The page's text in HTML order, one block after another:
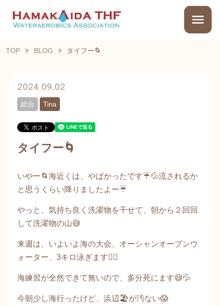
TOP BLOG タイフー🌀
2024.09.02
総合 Tina
タイフー🌀
いやー🌀海近くは、やばかったです☔️💦流されるか
と思うくらい降りましたよー☔️
やっと、気持ち良く洗濯物を干せて、朝から２回回
して洗濯物の山😅
来週は、いよいよ海の大会、オーシャンオーブンウ
ォーター、3キロ泳ぎます🏊‍♀️
海練習が全然できて無いので、多分死にます😅💦
今朝少し海行ったけど、浜辺🏖️が汚ない😱